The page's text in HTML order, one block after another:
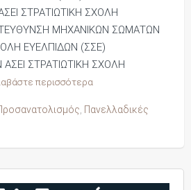
ΣΤΡΑΤΙΩΤΙΚΗ ΣΧΟΛΗ
ΜΗΧΑΝΙΚΩΝ ΣΩΜΑΤΩΝ
ΕΥΕΛΠΙΔΩΝ (ΣΣΕ)
ΣΤΡΑΤΙΩΤΙΚΗ ΣΧΟΛΗ
περισσότερα
Πανελλαδικές